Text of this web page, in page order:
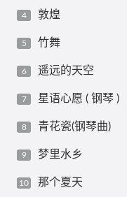
敦煌
竹舞
遥远的天空
星语心愿 ( 钢琴 )
青花瓷(钢琴曲)
梦里水乡
那个夏天